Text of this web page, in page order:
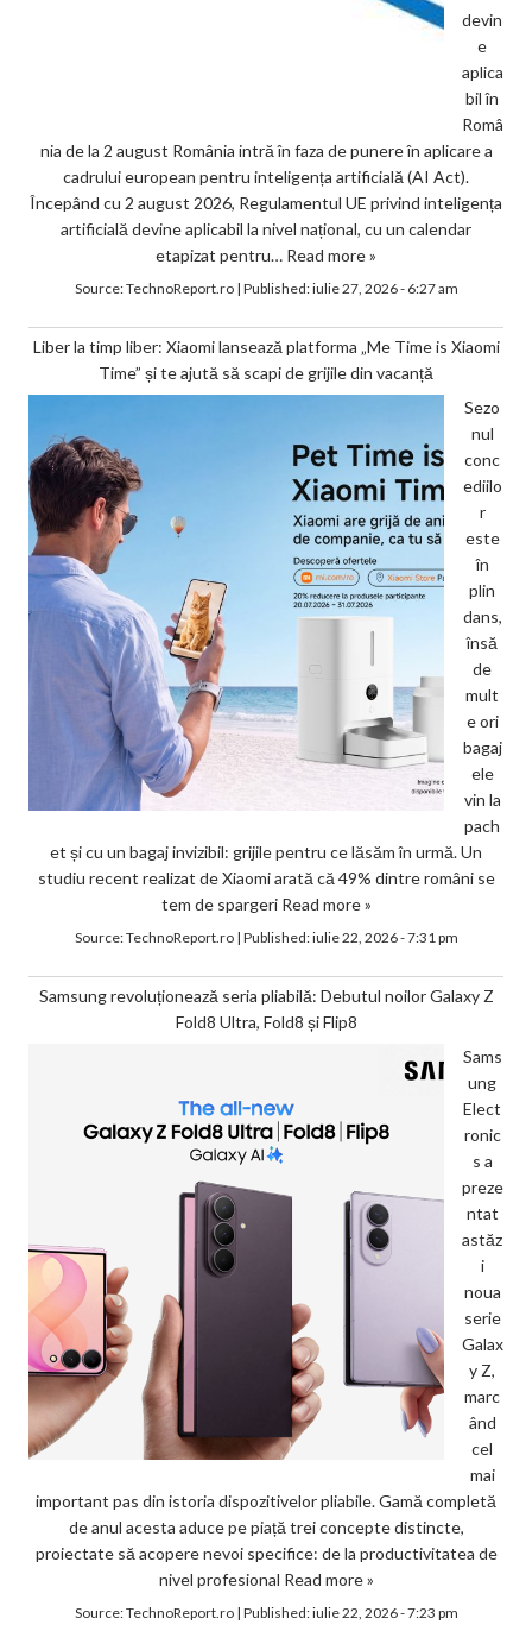
devin
e
aplica
bil în
Româ
nia de la 2 august România intră în faza de punere în aplicare a
cadrului european pentru inteligența artificială (AI Act).
Începând cu 2 august 2026, Regulamentul UE privind inteligența
artificială devine aplicabil la nivel național, cu un calendar
etapizat pentru… Read more »
Source:TechnoReport.ro| Published:iulie 27, 2026 - 6:27 am
Liber la timp liber: Xiaomi lansează platforma „Me Time is Xiaomi
Time” și te ajută să scapi de grijile din vacanță
Sezo
nul
conc
ediilo
r
este
în
plin
dans,
însă
de
mult
e ori
bagaj
ele
vin la
pach
et și cu un bagaj invizibil: grijile pentru ce lăsăm în urmă. Un
studiu recent realizat de Xiaomi arată că 49% dintre români se
tem de spargeri Read more »
Source:TechnoReport.ro| Published:iulie 22, 2026 - 7:31 pm
Samsung revoluționează seria pliabilă: Debutul noilor Galaxy Z
Fold8 Ultra, Fold8 și Flip8
Sams
ung
Elect
ronic
s a
preze
ntat
astăz
i
noua
serie
Galax
y Z,
marc
ând
cel
mai
important pas din istoria dispozitivelor pliabile. Gamă completă
de anul acesta aduce pe piață trei concepte distincte,
proiectate să acopere nevoi specifice: de la productivitatea de
nivel profesional Read more »
Source:TechnoReport.ro| Published:iulie 22, 2026 - 7:23 pm